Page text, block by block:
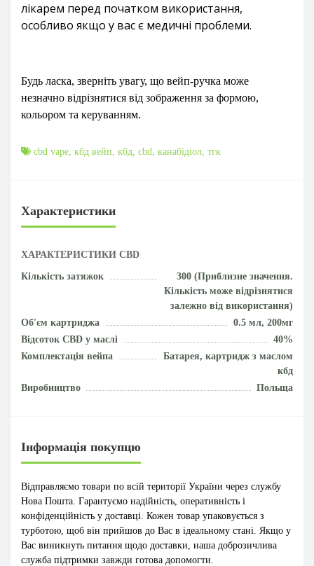
лікарем перед початком використання,
особливо якщо у вас є медичні проблеми.
Будь ласка, зверніть увагу, що вейп-ручка може
незначно відрізнятися від зображення за формою,
кольором та керуванням.
cbd vape, кбд вейп, кбд, cbd, канабідіол, тгк
Характеристики
ХАРАКТЕРИСТИКИ CBD
Кількість затяжок
300 (Приблизне значення.
Кількість може відрізнятися
залежно від використання)
Об'єм картриджа
0.5 мл, 200мг
Відсоток CBD у маслі
40%
Комплектація вейпа
Батарея, картридж з маслом
кбд
Виробництво
Польща
Інформація покупцю
Відправляємо товари по всій території України через службу
Нова Пошта. Гарантуємо надійність, оперативність і
конфіденційність у доставці. Кожен товар упаковується з
турботою, щоб він прийшов до Вас в ідеальному стані. Якщо у
Вас виникнуть питання щодо доставки, наша доброзичлива
служба підтримки завжди готова допомогти.